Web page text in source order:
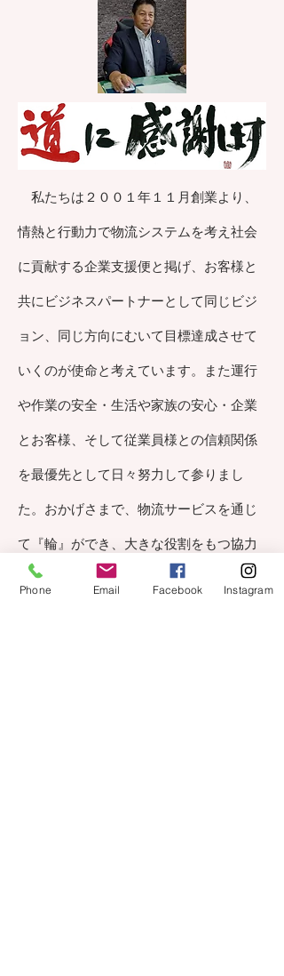
​ 私たちは２００１年１１月創業より、
情熱と行動力で物流システムを考え社会
に貢献する企業支援便と掲げ、お客様と
共にビジネスパートナーとして同じビジ
ョン、同じ方向にむいて目標達成させて
いくのが使命と考えています。また運行
や作業の安全・生活や家族の安心・企業
とお客様、そして従業員様との信頼関係
を最優先として日々努力して参りまし
た。おかげさまで、物流サービスを通じ
て『輪』ができ、大きな役割をもつ協力
会社様にも幸せになって頂き、大きな
Phone Email Facebook Instagram